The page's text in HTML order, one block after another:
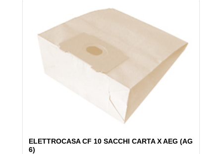
ELETTROCASA CF 10 SACCHI CARTA X AEG (AG
6)